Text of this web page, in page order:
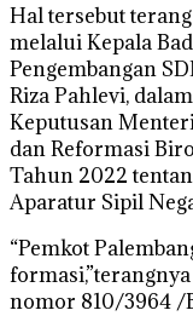
Hal tersebut
melalui Kepala
Pengembangan
Riza Pahlevi,
Keputusan
dan Reformasi
Tahun 2022
Aparatur Sipil
“Pemkot
nomor 810/3964